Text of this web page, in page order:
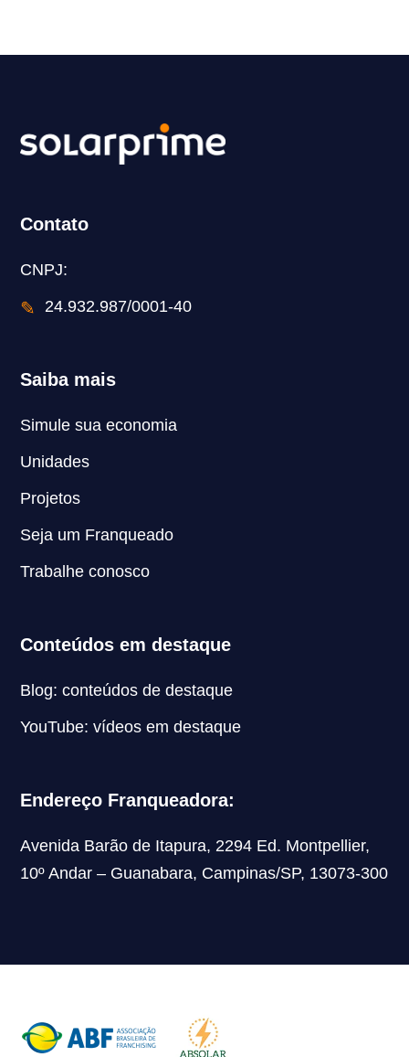
Contato
CNPJ:
✎
24.932.987/0001-40
Saiba mais
Simule sua economia
Unidades
Projetos
Seja um Franqueado
Trabalhe conosco
Conteúdos em destaque
Blog: conteúdos de destaque
YouTube: vídeos em destaque
Endereço Franqueadora:
Avenida Barão de Itapura, 2294 Ed. Montpellier,
10º Andar – Guanabara, Campinas/SP, 13073-300